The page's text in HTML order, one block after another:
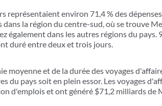
représentaient environ 71,4 % des
dans la région du centre-sud, où se trouve
également dans les autres régions du
duré entre deux et trois jours.
moyenne et de la durée des voyages
du pays soit en plein essor. Les voyages
d'emplois et ont généré $71,2 milliards de